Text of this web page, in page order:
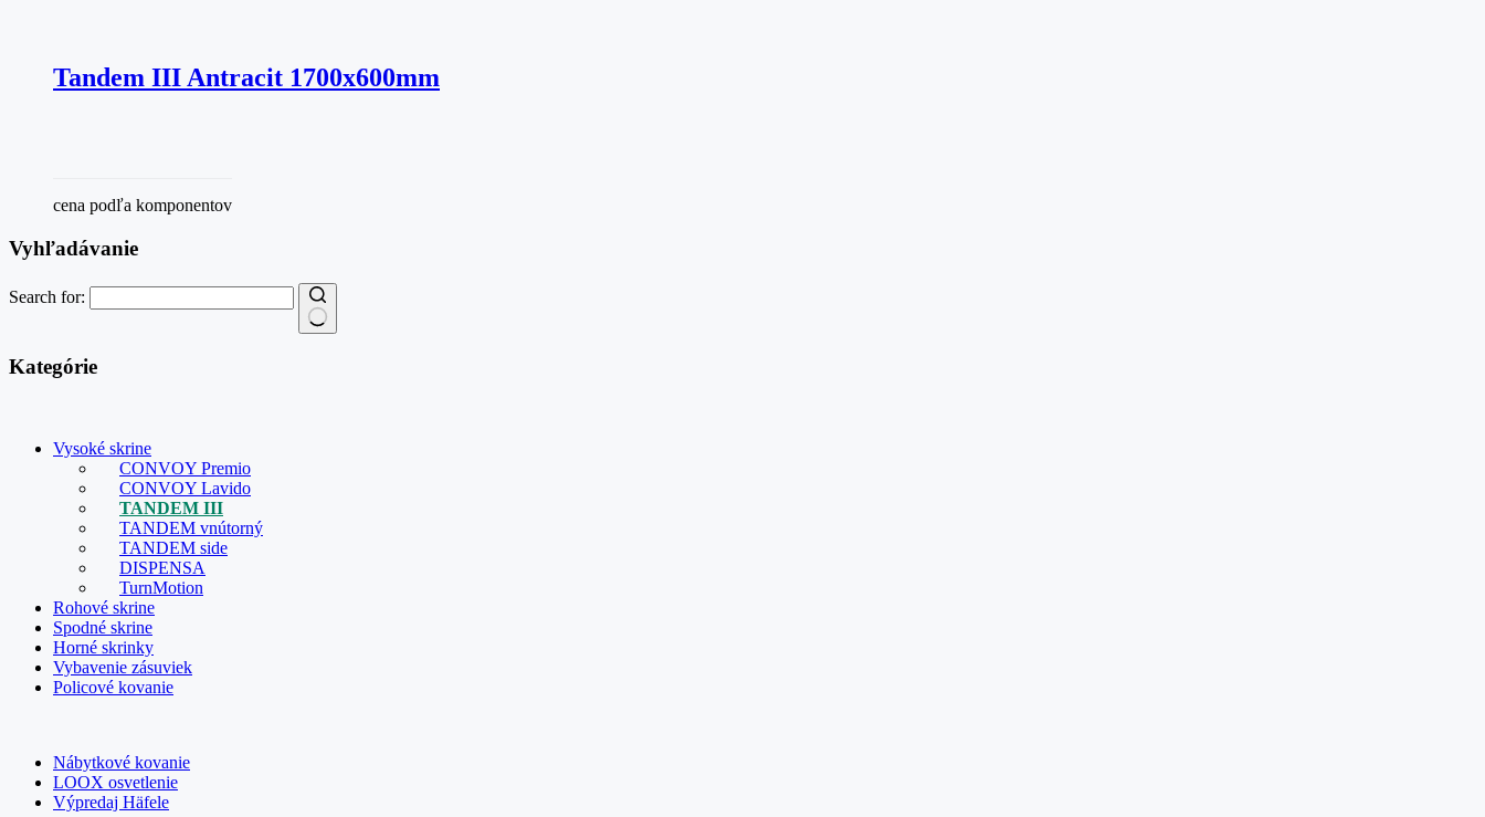
Tandem III Antracit 1700x600mm
cena podľa komponentov
Vyhľadávanie
Search for:
Kategórie
Vysoké skrine
CONVOY Premio
CONVOY Lavido
TANDEM III
TANDEM vnútorný
TANDEM side
DISPENSA
TurnMotion
Rohové skrine
Spodné skrine
Horné skrinky
Vybavenie zásuviek
Policové kovanie
Nábytkové kovanie
LOOX osvetlenie
Výpredaj Häfele